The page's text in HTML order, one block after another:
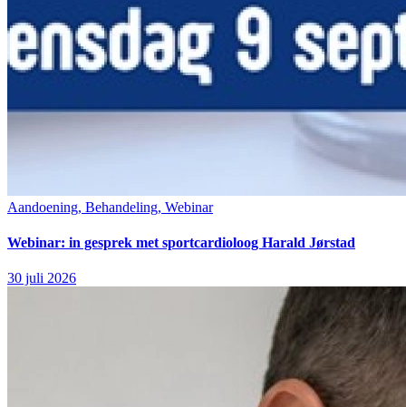
Aandoening, Behandeling, Webinar
Webinar: in gesprek met sportcardioloog Harald Jørstad
30 juli 2026